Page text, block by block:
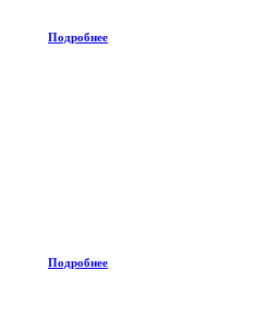
Подробнее
Подробнее